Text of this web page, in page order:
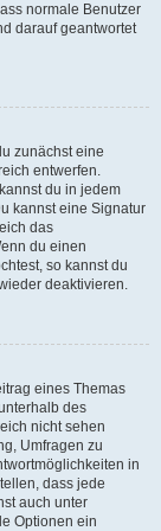
normale Benutzer
darauf geantwortet
zunächst eine
entwerfen.
du in jedem
kannst eine Signatur
das
du einen
so kannst du
deaktivieren.
eines Themas
des
nicht sehen
Umfragen zu
in
dass jede
auch unter
Optionen ein